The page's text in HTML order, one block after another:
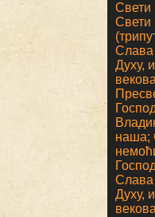
Свети
Свети
Духу,
наша;
Духу,